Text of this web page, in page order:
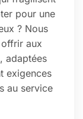
pour une
? Nous
aux
adaptées
exigences
au service